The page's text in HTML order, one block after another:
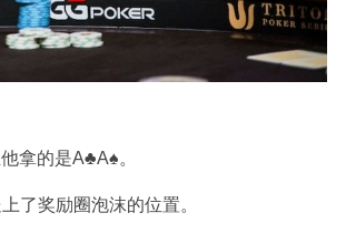
拿的是A♣A♠。
了奖励圈泡沫的位置。